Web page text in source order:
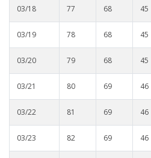
03/18 77 68 45
03/19 78 68 45
03/20 79 68 45
03/21 80 69 46
03/22 81 69 46
03/23 82 69 46